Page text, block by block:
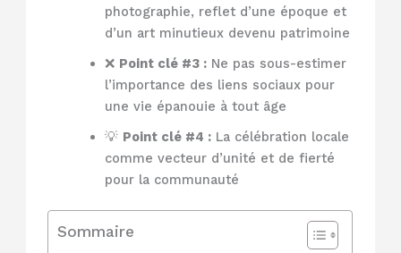
photographie, reflet d’une époque et
d’un art minutieux devenu patrimoine
❌ Point clé #3 :Ne pas sous-estimer
l’importance des liens sociaux pour
une vie épanouie à tout âge
💡 Point clé #4 :La célébration locale
comme vecteur d’unité et de fierté
pour la communauté
Sommaire